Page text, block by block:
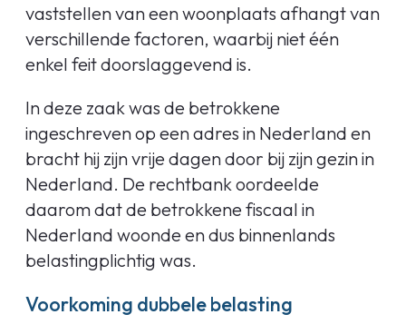
vaststellen van een woonplaats afhangt van
verschillende factoren, waarbij niet één
enkel feit doorslaggevend is.
In deze zaak was de betrokkene
ingeschreven op een adres in Nederland en
bracht hij zijn vrije dagen door bij zijn gezin in
Nederland. De rechtbank oordeelde
daarom dat de betrokkene fiscaal in
Nederland woonde en dus binnenlands
belastingplichtig was.
Voorkoming dubbele belasting